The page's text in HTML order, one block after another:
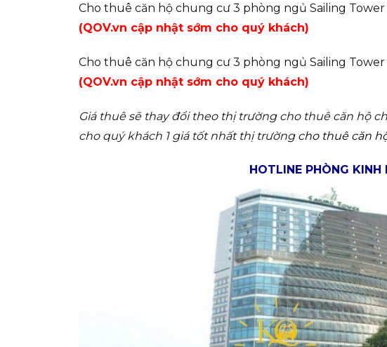
Cho thuê căn hộ chung cư 3 phòng ngủ Sailing
(QOV.vn cập nhật sớm cho quý khách)
Cho thuê căn hộ chung cư 3 phòng ngủ Sailing
(QOV.vn cập nhật sớm cho quý khách)
Giá thuê sẽ thay đổi theo thị trường cho thuê căn hộ
cho quý khách 1 giá tốt nhất thị trường cho thuê căn
HOTLINE PHÒNG